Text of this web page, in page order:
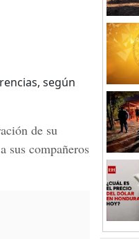
según
de su
sus compañeros